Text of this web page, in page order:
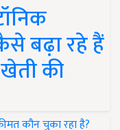
बढ़ा रहे हैं
की